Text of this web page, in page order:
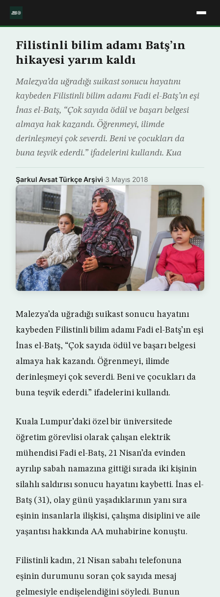
Filistinli bilim adamı Batş’ın
hikayesi yarım kaldı
Malezya’da uğradığı suikast sonucu hayatını
kaybeden Filistinli bilim adamı Fadi el-Batş’ın eşi
İnas el-Batş, “Çok sayıda ödül ve başarı belgesi
almaya hak kazandı. Öğrenmeyi, ilimde
derinleşmeyi çok severdi. Beni ve çocukları da
buna teşvik ederdi.” ifadelerini kullandı. Kua
Şarkul Avsat Türkçe Arşivi·3 Mayıs 2018
Malezya’da uğradığı suikast sonucu hayatını
kaybeden Filistinli bilim adamı Fadi el-Batş’ın eşi
İnas el-Batş, “Çok sayıda ödül ve başarı belgesi
almaya hak kazandı. Öğrenmeyi, ilimde
derinleşmeyi çok severdi. Beni ve çocukları da
buna teşvik ederdi.” ifadelerini kullandı.
Kuala Lumpur’daki özel bir üniversitede
öğretim görevlisi olarak çalışan elektrik
mühendisi Fadi el-Batş, 21 Nisan’da evinden
ayrılıp sabah namazına gittiği sırada iki kişinin
silahlı saldırısı sonucu hayatını kaybetti. İnas el-
Batş (31), olay günü yaşadıklarının yanı sıra
eşinin insanlarla ilişkisi, çalışma disiplini ve aile
yaşantısı hakkında AA muhabirine konuştu.
Filistinli kadın, 21 Nisan sabahı telefonuna
eşinin durumunu soran çok sayıda mesaj
gelmesiyle endişelendiğini söyledi. Bunun